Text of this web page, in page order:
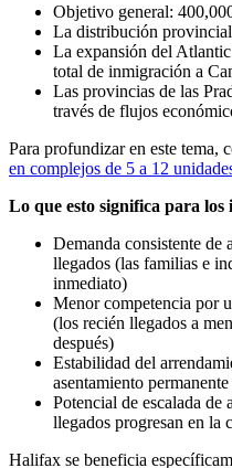
Objetivo general:
La distribución
La expansión del
total de inmigración a
Las provincias de las
través de flujos
Para profundizar en este tema,
en complejos de 5 a 12
Lo que esto significa para
Demanda consistente de
llegados (las familias e
inmediato)
Menor competencia por
(los recién llegados a
después)
Estabilidad del
asentamiento
Potencial de escalada de
llegados progresan en la
Halifax se beneficia